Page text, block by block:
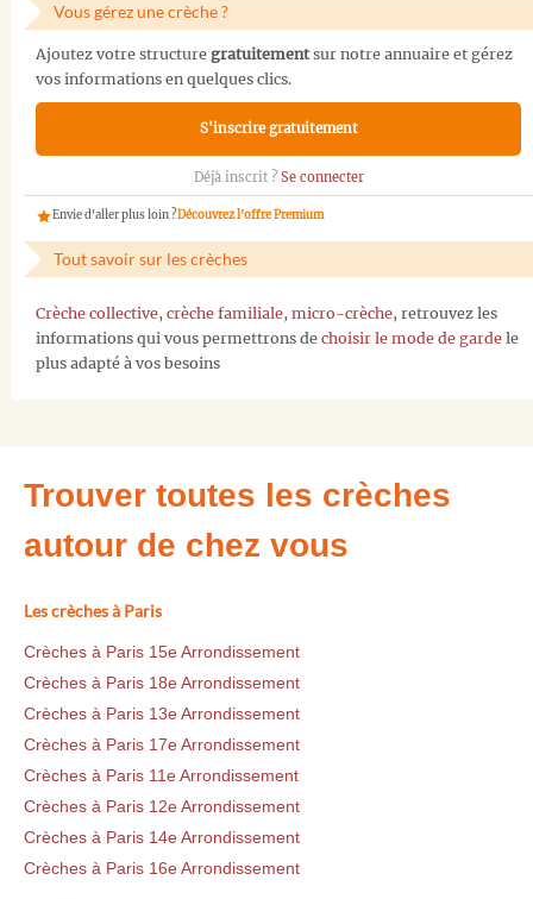
Vous gérez une crèche ?
Ajoutez votre structure gratuitementsur notre annuaire et gérez
vos informations en quelques clics.
S'inscrire gratuitement
Déjà inscrit ? Se connecter
Envie d'aller plus loin ?Découvrez l'offre Premium
Tout savoir sur les crèches
Crèche collective, crèche familiale, micro-crèche, retrouvez les
informations qui vous permettrons de choisir le mode de garde le
plus adapté à vos besoins
Trouver toutes les crèches
autour de chez vous
Les crèches à Paris
Crèches à Paris 15e Arrondissement
Crèches à Paris 18e Arrondissement
Crèches à Paris 13e Arrondissement
Crèches à Paris 17e Arrondissement
Crèches à Paris 11e Arrondissement
Crèches à Paris 12e Arrondissement
Crèches à Paris 14e Arrondissement
Crèches à Paris 16e Arrondissement